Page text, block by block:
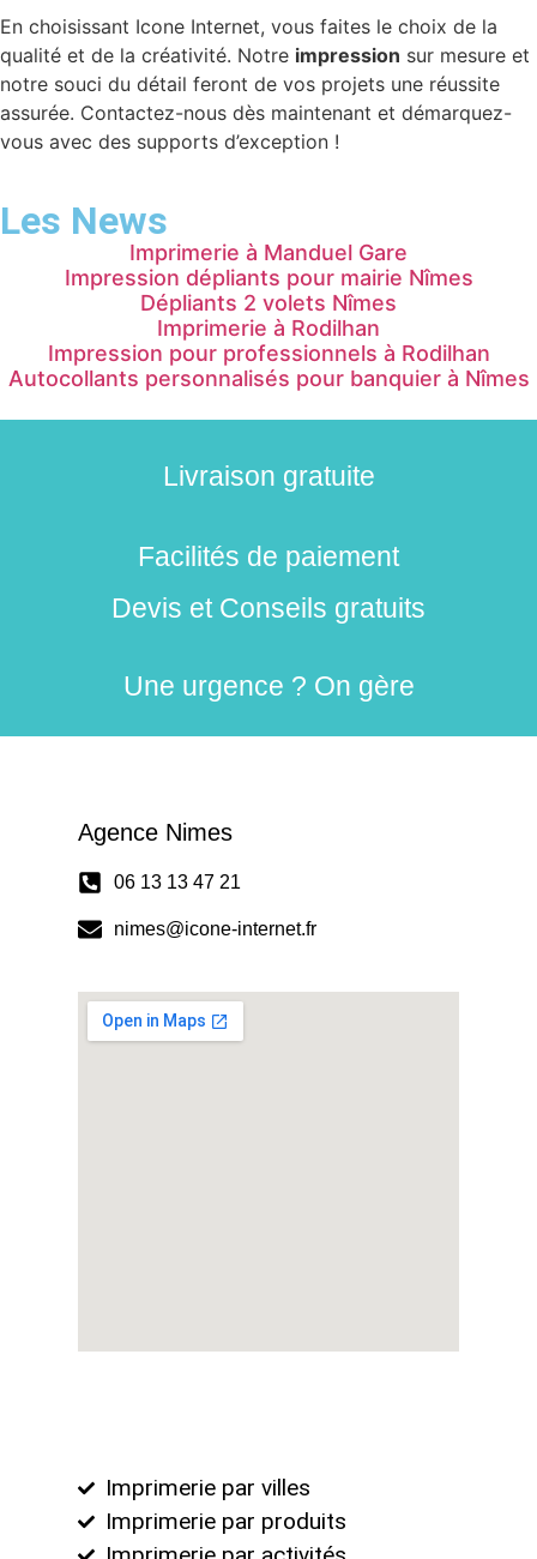
En choisissant Icone Internet, vous faites le choix de la
qualité et de la créativité. Notre impression sur mesure et
notre souci du détail feront de vos projets une réussite
assurée. Contactez-nous dès maintenant et démarquez-
vous avec des supports d’exception !
Les News
Imprimerie à Manduel Gare
Impression dépliants pour mairie Nîmes
Dépliants 2 volets Nîmes
Imprimerie à Rodilhan
Impression pour professionnels à Rodilhan
Autocollants personnalisés pour banquier à Nîmes
Livraison gratuite
Facilités de paiement
Devis et Conseils gratuits
Une urgence ? On gère
Agence Nimes
06 13 13 47 21
nimes@icone-internet.fr
Imprimerie par villes
Imprimerie par produits